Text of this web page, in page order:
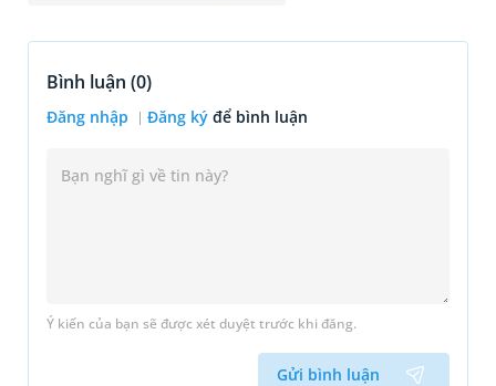
Bình luận (0)
Đăng nhập Đăng ký để bình luận
Ý kiến của bạn sẽ được xét duyệt trước khi đăng.
Gửi bình luận